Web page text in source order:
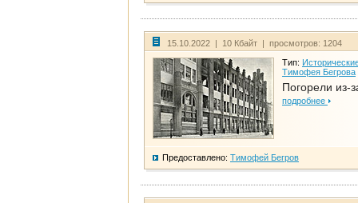
15.10.2022 | 10 Кбайт | просмотров: 1204
Тип:
Тимофея Бегрова
Погорели из-
подробнее
Предоставлено: Тимофей Бегров